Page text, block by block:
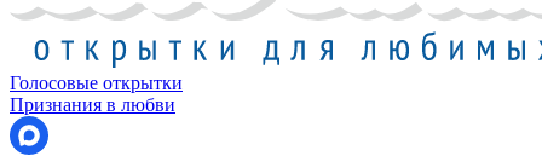
Голосовые открытки
Признания в любви